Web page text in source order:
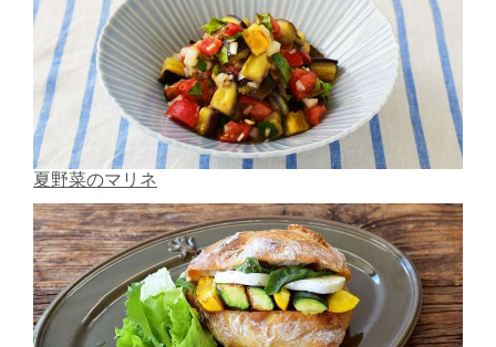
夏野菜のマリネ